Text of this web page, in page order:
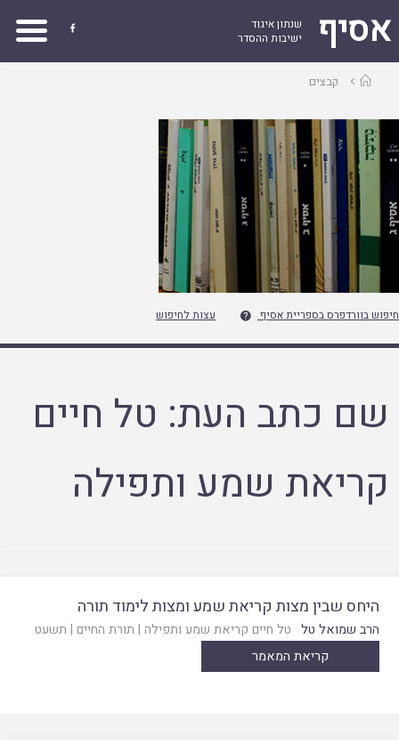
אסיף
שנתון איגוד
ישיבות ההסדר

עמודקבצים
חיפוש בוורדפרס בספריית אסיף  עצות לחיפוש
שם כתב העת: טל חיים
קריאת שמע ותפילה
היחס שבין מצות קריאת שמע ומצות לימוד תורה
הרב שמואל טל טל חיים קריאת שמע ותפילה | תורת החיים | תשעט
קריאת המאמר